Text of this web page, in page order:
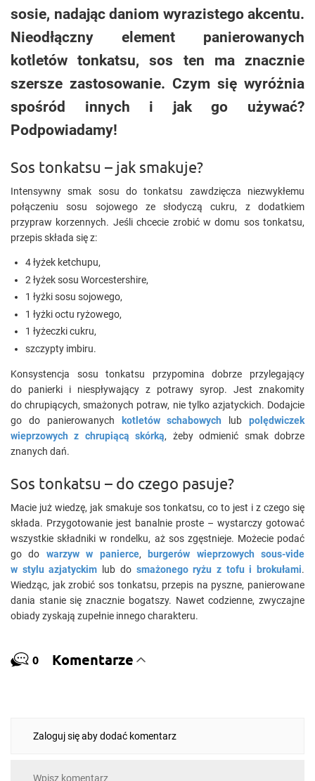
sosie, nadając daniom wyrazistego akcentu.
Nieodłączny element panierowanych
kotletów tonkatsu, sos ten ma znacznie
szersze zastosowanie. Czym się wyróżnia
spośród innych i jak go używać?
Podpowiadamy!
Sos tonkatsu – jak smakuje?
Intensywny smak sosu do tonkatsu zawdzięcza niezwykłemu
połączeniu sosu sojowego ze słodyczą cukru, z dodatkiem
przypraw korzennych. Jeśli chcecie zrobić w domu sos tonkatsu,
przepis składa się z:
4 łyżek ketchupu,
2 łyżek sosu Worcestershire,
1 łyżki sosu sojowego,
1 łyżki octu ryżowego,
1 łyżeczki cukru,
szczypty imbiru.
Konsystencja sosu tonkatsu przypomina dobrze przylegający
do panierki i niespływający z potrawy syrop. Jest znakomity
do chrupiących, smażonych potraw, nie tylko azjatyckich. Dodajcie
go do panierowanych kotletów schabowych lubpolędwiczek
wieprzowych z chrupiącą skórką, żeby odmienić smak dobrze
znanych dań.
Sos tonkatsu – do czego pasuje?
Macie już wiedzę, jak smakuje sos tonkatsu, co to jest i z czego się
składa. Przygotowanie jest banalnie proste – wystarczy gotować
wszystkie składniki w rondelku, aż sos zgęstnieje. Możecie podać
go do warzyw w panierce,burgerów wieprzowych sous-vide
w stylu azjatyckim lub do smażonego ryżu z tofu i brokułami.
Wiedząc, jak zrobić sos tonkatsu, przepis na pyszne, panierowane
dania stanie się znacznie bogatszy. Nawet codzienne, zwyczajne
obiady zyskają zupełnie innego charakteru.
0 Komentarze
Zaloguj się aby dodać komentarz